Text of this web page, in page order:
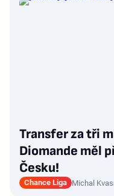
Transfer za tři
Diomande měl
Česku!
Chance Liga Michal